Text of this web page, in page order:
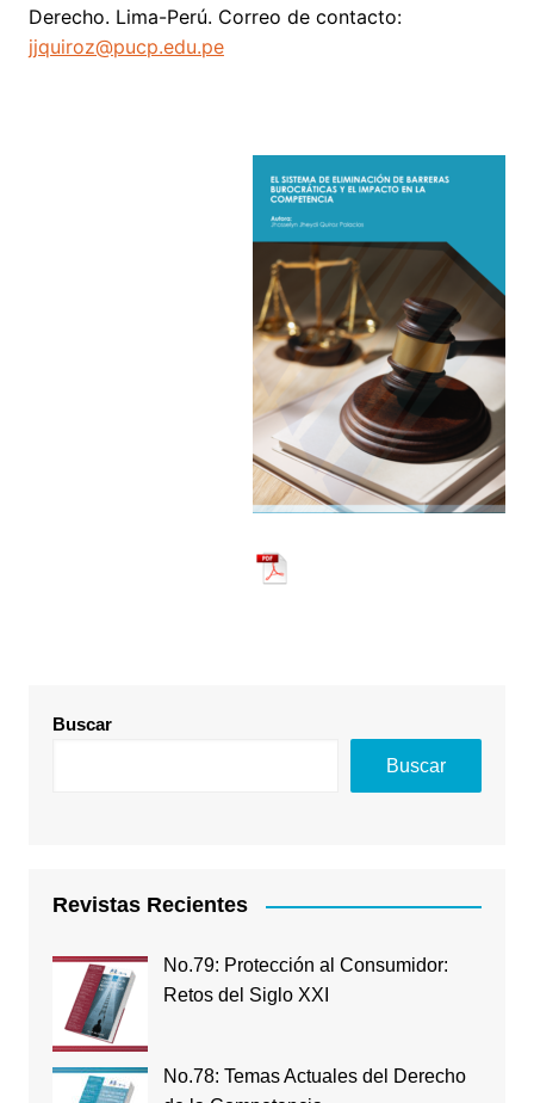
Derecho. Lima-Perú. Correo de contacto:
jjquiroz@pucp.edu.pe
Buscar
Buscar
Revistas Recientes
No.79: Protección al Consumidor:
Retos del Siglo XXI
No.78: Temas Actuales del Derecho